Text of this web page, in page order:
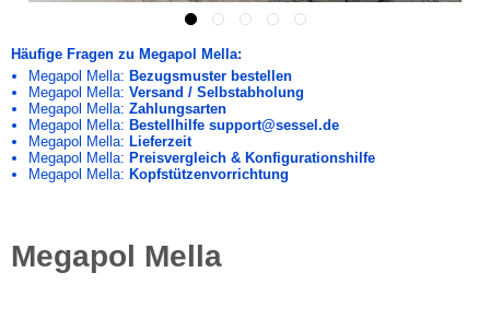
Häufige Fragen zu Megapol Mella:
Megapol Mella: Bezugsmuster bestellen
Megapol Mella: Versand / Selbstabholung
Megapol Mella: Zahlungsarten
Megapol Mella: Bestellhilfe support@sessel.de
Megapol Mella: Lieferzeit
Megapol Mella: Preisvergleich & Konfigurationshilfe
Megapol Mella: Kopfstützenvorrichtung
Megapol Mella